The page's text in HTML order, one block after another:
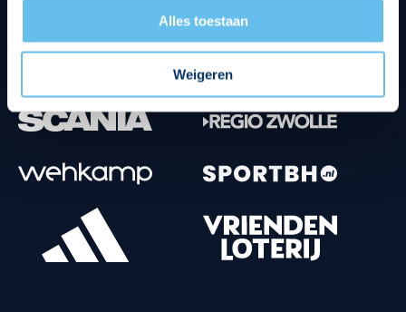
Alles toestaan
Weigeren